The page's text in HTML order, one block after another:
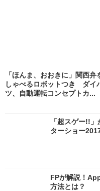
「ほんま、おおきに」関西弁
しゃべるロボットつき ダイ
ツ、自動運転コンセプトカ...
「超スゲー!!
ターショー
FPが解説！
方法とは？